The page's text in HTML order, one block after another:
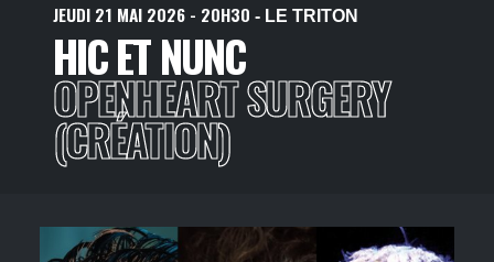
JEUDI 21 MAI 2026 - 20H30 - LE TRITON
HIC ET NUNC
OPENHEART SURGERY
(CRÉATION)